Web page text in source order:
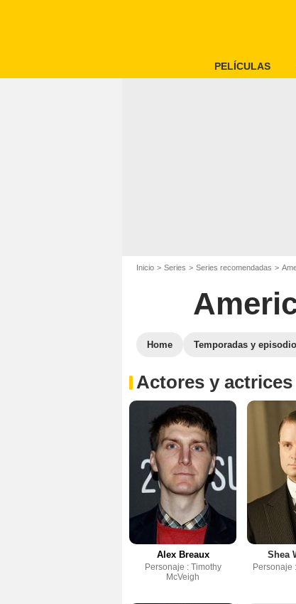
PELÍCULAS
Inicio Series Series recomendadas
Home Temporadas y
Actores y actrices
Alex Breaux
Personaje : Timothy
McVeigh
Shea
Personaje